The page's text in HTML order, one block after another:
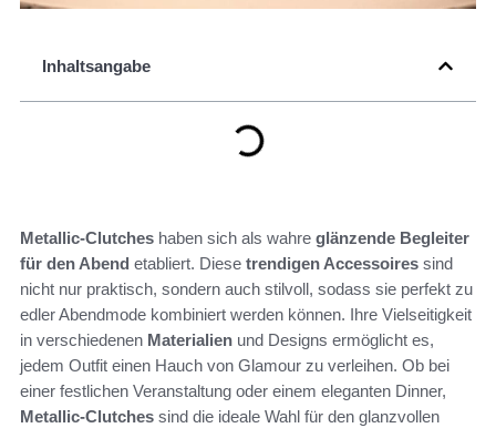
Inhaltsangabe
Metallic-Clutches haben sich als wahre glänzende Begleiter
für den Abend etabliert. Diese trendigen Accessoires sind
nicht nur praktisch, sondern auch stilvoll, sodass sie perfekt zu
edler Abendmode kombiniert werden können. Ihre Vielseitigkeit
in verschiedenen Materialien und Designs ermöglicht es,
jedem Outfit einen Hauch von Glamour zu verleihen. Ob bei
einer festlichen Veranstaltung oder einem eleganten Dinner,
Metallic-Clutches sind die ideale Wahl für den glanzvollen